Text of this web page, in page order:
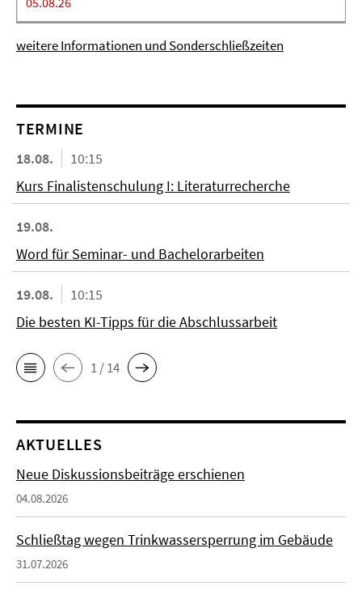
weitere Informationen und Sonderschließzeiten
TERMINE
18.08.
10:15
Kurs Finalistenschulung I: Literaturrecherche
19.08.
Word für Seminar- und Bachelorarbeiten
19.08.
10:15
Die besten KI-Tipps für die Abschlussarbeit
1 / 14
AKTUELLES
Neue Diskussionsbeiträge erschienen
04.08.2026
Schließtag wegen Trinkwassersperrung im Gebäude
31.07.2026